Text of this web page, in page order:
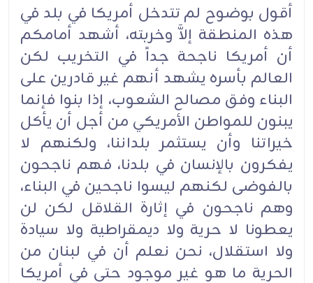
أقول بوضوح لم تتدخل أمريكا في بلد في
هذه المنطقة إلاَّ وخربته، أشهد أمامكم
أن أمريكا ناجحة جداً في التخريب لكن
العالم بأسره يشهد أنهم غير قادرين على
البناء وفق مصالح الشعوب، إذا بنوا فإنما
يبنون للمواطن الأمريكي من أجل أن يأكل
خيراتنا وأن يستثمر بلداننا، ولكنهم لا
يفكرون بالإنسان في بلدنا، فهم ناجحون
بالفوضى لكنهم ليسوا ناجحين في البناء،
وهم ناجحون في إثارة القلاقل لكن لن
يعطونا لا حرية ولا ديمقراطية ولا سيادة
ولا استقلال، نحن نعلم أن في لبنان من
الحرية ما هو غير موجود حتى في أمريكا